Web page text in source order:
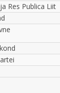
Res Publica Liit